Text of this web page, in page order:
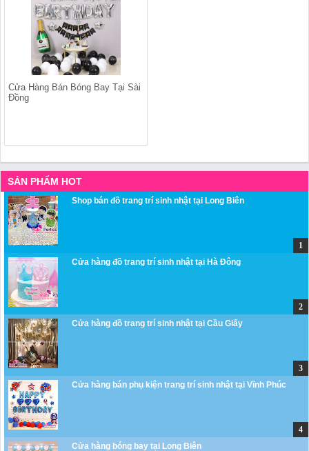
Cửa Hàng Bán Bóng Bay Tại Sài
Đồng
SẢN PHẨM HOT
Shop bán đồ trang trí sinh nhật tại Long Biên
Cửa hàng đồ trang trí sinh nhật tại Hà Đông
Cửa hàng đồ trang trí sinh nhật tại Cầu Giấy
Cửa hàng bán phụ kiện trang trí sinh nhật tại Vĩnh Phúc
Cửa hàng bóng bay tại Long Biên